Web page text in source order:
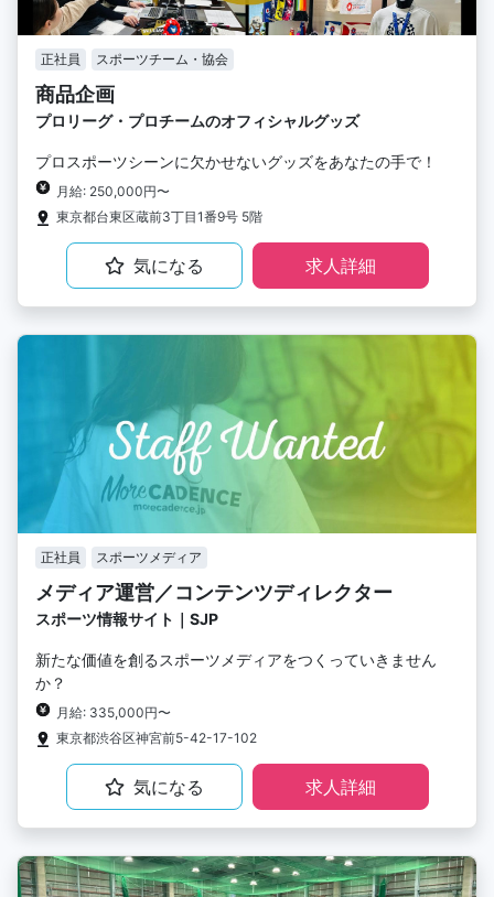
正社員 スポーツチーム・協会
商品企画
プロリーグ・プロチームのオフィシャルグッズ
プロスポーツシーンに欠かせないグッズをあなたの手で！
月給: 250,000円〜
東京都台東区蔵前3丁目1番9号 5階
気になる 求人詳細
正社員 スポーツメディア
メディア運営／コンテンツディレクター
スポーツ情報サイト｜SJP
新たな価値を創るスポーツメディアをつくっていきません
か？
月給: 335,000円〜
東京都渋谷区神宮前5-42-17-102
気になる 求人詳細